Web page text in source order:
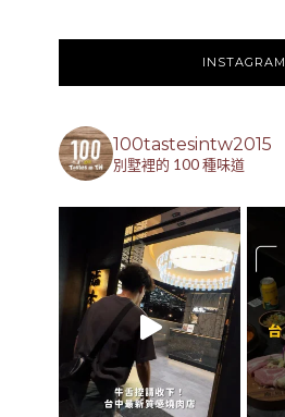
INSTAGRAM
100tastesintw2015
別墅裡的 100 種味道